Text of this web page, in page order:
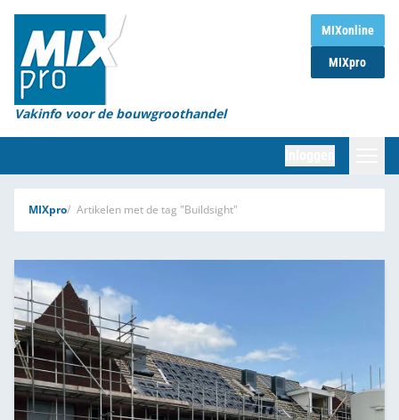
MIXonline
MIXpro
Vakinfo voor de bouwgroothandel
Home
Magazines
Organisaties
Marktcijfers
Word abonnee
Partners
MIXpro Artikelen met de tag "Buildsight"